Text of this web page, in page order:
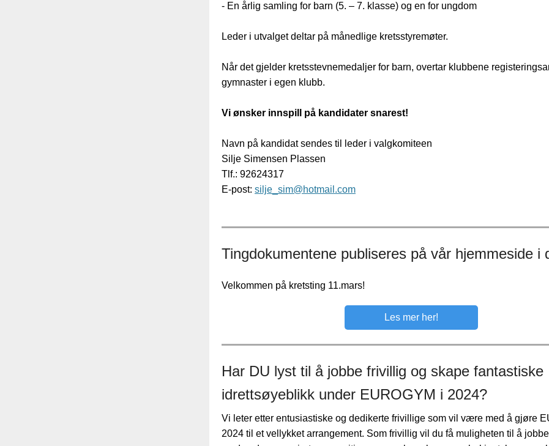
- En årlig samling for barn (5. – 7. klasse) og en for ungdom
Leder i utvalget deltar på månedlige kretsstyremøter.
Når det gjelder kretsstevnemedaljer for barn, overtar klubbene
gymnaster i egen klubb.
Vi ønsker innspill på kandidater snarest!
Navn på kandidat sendes til leder i valgkomiteen
Silje Simensen Plassen
Tlf.: 92624317
E-post: silje_sim@hotmail.com
Tingdokumentene publiseres på vår hjemmeside i
Velkommen på kretsting 11.mars!
Les mer her!
Har DU lyst til å jobbe frivillig og skape fantastiske
idrettsøyeblikk under EUROGYM i 2024?
Vi leter etter entusiastiske og dedikerte frivillige som vil være med å gjøre
2024 til et vellykket arrangement. Som frivillig vil du få muligheten til å